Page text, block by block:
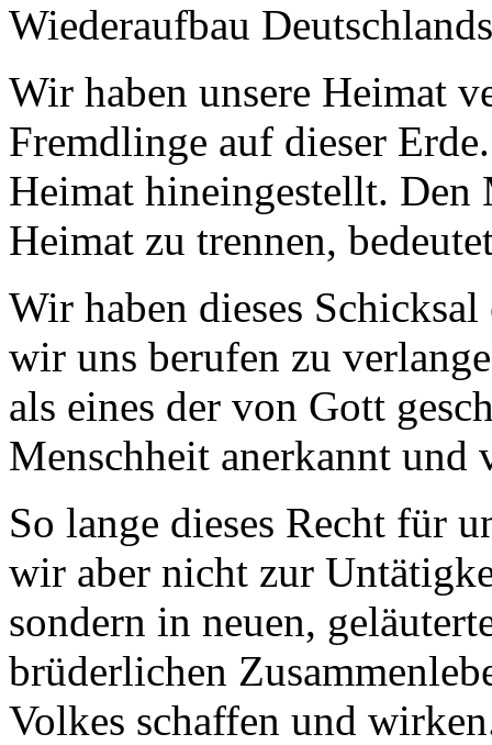
Wiederaufbau
Wir haben unsere Heimat
Fremdlinge auf dieser
Heimat hineingestellt. Den
Heimat zu trennen,
Wir haben dieses
wir uns berufen zu
als eines der von Gott
Menschheit anerkannt
So lange dieses Recht für
wir aber nicht zur
sondern in neuen,
brüderlichen
Volkes schaffen und